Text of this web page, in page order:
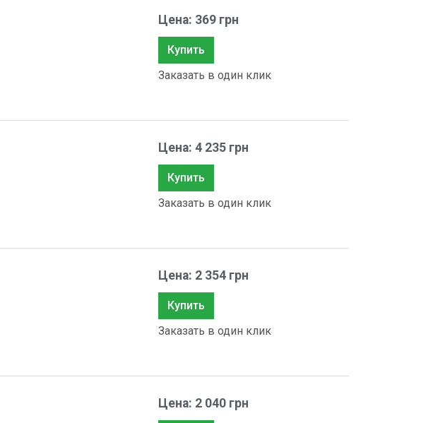
Цена: 369 грн
Купить
Заказать в один клик
Цена: 4 235 грн
Купить
Заказать в один клик
Цена: 2 354 грн
Купить
Заказать в один клик
Цена: 2 040 грн